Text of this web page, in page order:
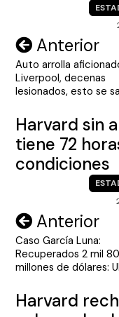
Navegación
de
entradas
Anterior
Auto arrolla
Liverpool, decenas
lesionados, esto se
Harvard sin
tiene 72
condiciones
Navegación
de
entradas
Anterior
Caso García Luna:
Recuperados 2 mil
millones de dólares:
Harvard